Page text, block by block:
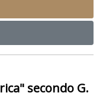
secondo G.